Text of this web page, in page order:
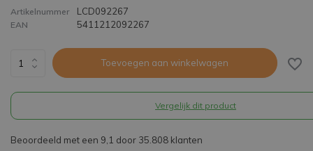
Artikelnummer LCD092267
EAN 5411212092267
Toevoegen aan winkelwagen
Vergelijk dit product
Beoordeeld met een 9,1 door 35.808 klanten